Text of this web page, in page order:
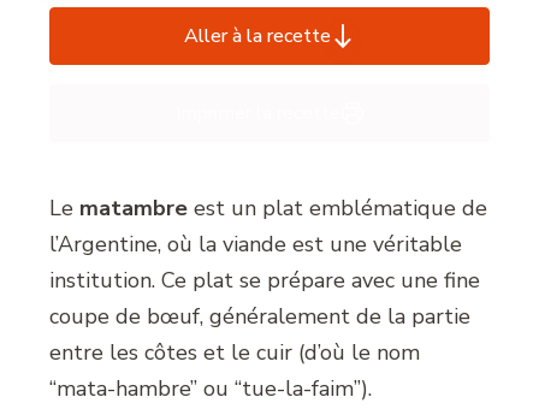
Aller à la recette
Le matambre est un plat emblématique de
l’Argentine, où la viande est une véritable
institution. Ce plat se prépare avec une fine
coupe de bœuf, généralement de la partie
entre les côtes et le cuir (d’où le nom
“mata-hambre” ou “tue-la-faim”).